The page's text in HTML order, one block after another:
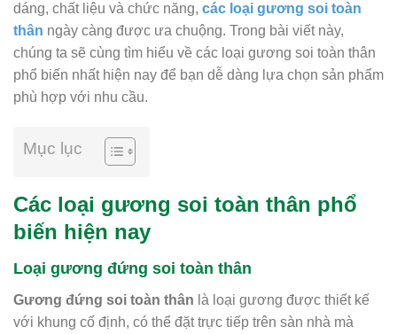
dáng, chất liệu và chức năng, các loại gương soi toàn
thân ngày càng được ưa chuộng. Trong bài viết này,
chúng ta sẽ cùng tìm hiểu về các loại gương soi toàn thân
phổ biến nhất hiện nay để bạn dễ dàng lựa chọn sản phẩm
phù hợp với nhu cầu.
Mục lục
Các loại gương soi toàn thân phổ
biến hiện nay
Loại gương đứng soi toàn thân
Gương đứng soi toàn thân là loại gương được thiết kế
với khung cố định, có thể đặt trực tiếp trên sàn nhà mà